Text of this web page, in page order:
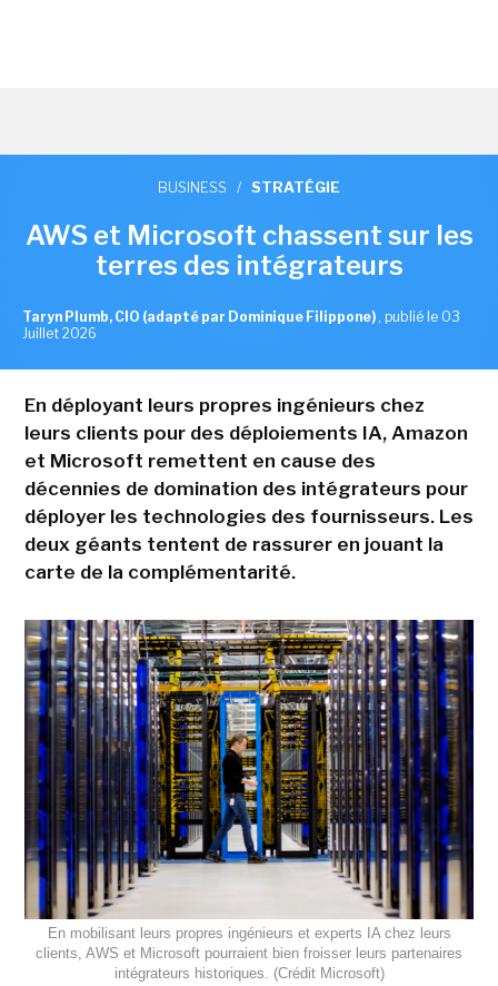
BUSINESS / STRATÉGIE
AWS et Microsoft chassent sur les
terres des intégrateurs
Taryn Plumb, CIO (adapté par Dominique Filippone) , publié le 03
Juillet 2026
En déployant leurs propres ingénieurs chez
leurs clients pour des déploiements IA, Amazon
et Microsoft remettent en cause des
décennies de domination des intégrateurs pour
déployer les technologies des fournisseurs. Les
deux géants tentent de rassurer en jouant la
carte de la complémentarité.
En mobilisant leurs propres ingénieurs et experts IA chez leurs
clients, AWS et Microsoft pourraient bien froisser leurs partenaires
intégrateurs historiques. (Crédit Microsoft)